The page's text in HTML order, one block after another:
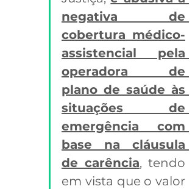
negativa de
cobertura médico-
assistencial pela
operadora de
plano de saúde às
situações de
emergência com
base na cláusula
de carência, tendo
em vista que o valor